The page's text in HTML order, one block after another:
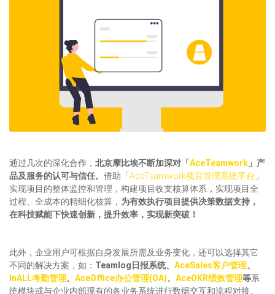
通过几次的深化合作， 北京摩比埃不断加深对「 AceTeamwork 」产
品及服务的认可与信任。 借助「 AceTeamwork项目管理系统平台 」
实现项目的整体监控和管理，构建项目收支核算体系，实现项目全
过程、全成本的精细化核算， 为有效执行项目提供决策数据支持，
在科技赋能下快速创新，提升效率，实现新突破！
此外，企业用户可根据自身发展所需及业务变化，还可以选择其它
不同的解决方案，如： Teamlog日报系统、 AceSales客户管理、
InALL考勤管理、 AceOffice办公管理(OA)、 AceOKR绩效管理等系
统模块或与企业内部现有的各业务系统进行数据交互和流程对接。